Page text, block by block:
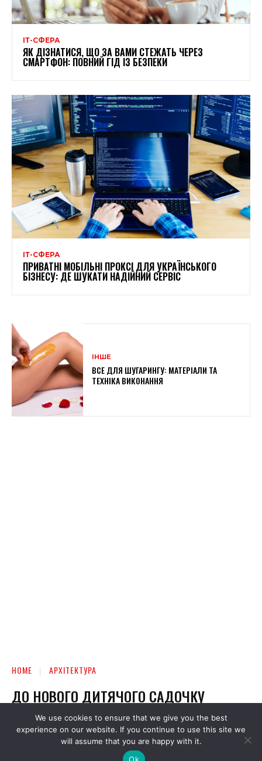
ІТ-СФЕРА
ЯК ДІЗНАТИСЯ, ЩО ЗА ВАМИ СТЕЖАТЬ ЧЕРЕЗ
СМАРТФОН: ПОВНИЙ ГІД ІЗ БЕЗПЕКИ
ІТ-СФЕРА
ПРИВАТНІ МОБІЛЬНІ ПРОКСІ ДЛЯ УКРАЇНСЬКОГО
БІЗНЕСУ: ДЕ ШУКАТИ НАДІЙНИЙ СЕРВІС
ІНШЕ
ВСЕ ДЛЯ ШУГАРИНГУ: МАТЕРІАЛИ ТА
ТЕХНІКА ВИКОНАННЯ
We use cookies to ensure that we give you the best
experience on our website. If you continue to use this site we
will assume that you are happy with it.
Ok